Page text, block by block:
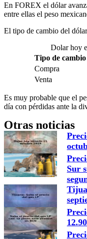
En FOREX el dólar
entre ellas el peso
El tipo de cambio del
Dolar hoy
Tipo de
Compra
Venta
Es muy probable que el
día con pérdidas ante la
Otras noticias
Sur